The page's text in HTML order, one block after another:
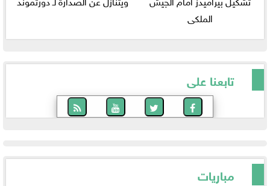
الملكى
تابعنا على
مباريات